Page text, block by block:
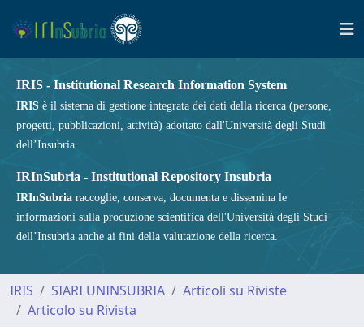
IRIS - Institutional Research Information System
IRIS è il sistema di gestione integrata dei dati della ricerca (persone,
progetti, pubblicazioni, attività) adottato dall'Università degli Studi
dell’Insubria.
IRInSubria - Institutional Repository Insubria
IRInSubria raccoglie, conserva, documenta e dissemina le
informazioni sulla produzione scientifica dell'Università degli Studi
dell’Insubria anche ai fini della valutazione della ricerca.
IRIS SIARI UNINSUBRIA
Articoli su Riviste
Articolo su Rivista